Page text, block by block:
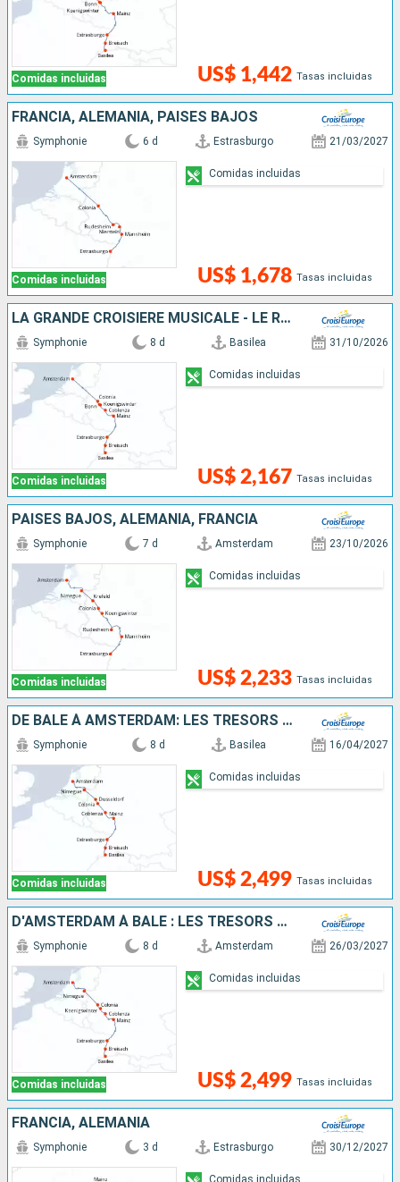
Comidas incluidas US$ 1,442 Tasas incluidas
FRANCIA, ALEMANIA, PAISES BAJOS
Comidas incluidas
Symphonie 6 d Estrasburgo 21/03/2027
US$ 1,678 Tasas incluidas
Comidas incluidas
LA GRANDE CROISIERE MUSICALE - LE RHIN SYMPHONIQUE : BEETHOVEN, 200 ANS D'HÉRITAGE
Comidas incluidas
Symphonie 8 d Basilea 31/10/2026
US$ 2,167 Tasas incluidas
Comidas incluidas
PAISES BAJOS, ALEMANIA, FRANCIA
Comidas incluidas
Symphonie 7 d Amsterdam 23/10/2026
US$ 2,233 Tasas incluidas
Comidas incluidas
DE BÂLE À AMSTERDAM: LES TRÉSORS D'UN FLEUVE MYTHIQUE, LE RHIN
Comidas incluidas
Symphonie 8 d Basilea 16/04/2027
US$ 2,499 Tasas incluidas
Comidas incluidas
D'AMSTERDAM À BÂLE : LES TRÉSORS D'UN FLEUVE MYTHIQUE, LE RHIN
Comidas incluidas
Symphonie 8 d Amsterdam 26/03/2027
US$ 2,499 Tasas incluidas
Comidas incluidas
FRANCIA, ALEMANIA
Symphonie 3 d Estrasburgo 30/12/2027
Comidas incluidas